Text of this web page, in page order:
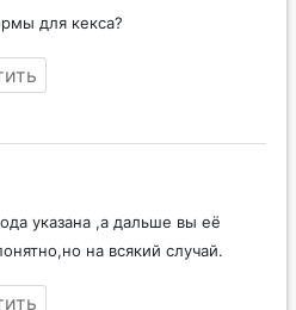
для кекса?
указана ,а дальше вы её
на всякий случай.